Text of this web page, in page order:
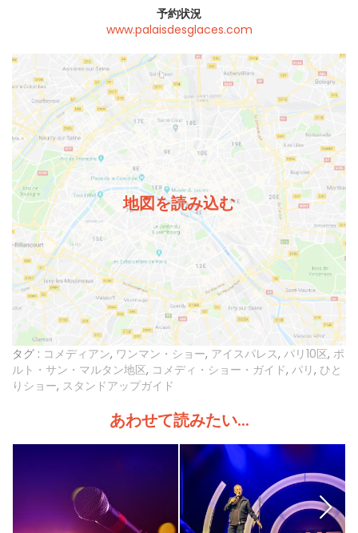
予約状況
www.palaisdesglaces.com
地図を読み込む
タグ : コメディアン, ワンマン・ショー, アイスパレス, パリ10区, ポ
ルト・サン・マルタン地区, コメディ・ショー・ガイド, パリ, ひと
りショー, スタンドアップガイド
あわせて読みたい...